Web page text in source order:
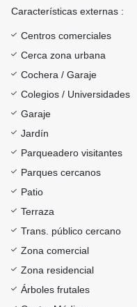
Características externas :
Centros comerciales
Cerca zona urbana
Cochera / Garaje
Colegios / Universidades
Garaje
Jardín
Parqueadero visitantes
Parques cercanos
Patio
Terraza
Trans. público cercano
Zona comercial
Zona residencial
Árboles frutales